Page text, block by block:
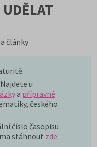
články
u
a přípravné
českého
číslo časopisu
stáhnout zde.